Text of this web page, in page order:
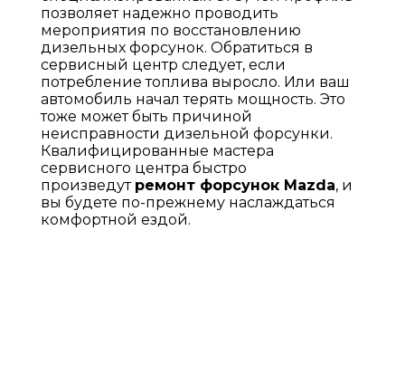
позволяет надежно проводить
мероприятия по восстановлению
дизельных форсунок. Обратиться в
сервисный центр следует, если
потребление топлива выросло. Или ваш
автомобиль начал терять мощность. Это
тоже может быть причиной
неисправности дизельной форсунки.
Квалифицированные мастера
сервисного центра быстро
произведут ремонт форсунок Mazda, и
вы будете по-прежнему наслаждаться
комфортной ездой.